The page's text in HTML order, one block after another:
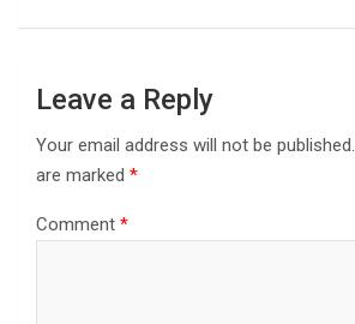
Leave a Reply
Your email address will not be published.
are marked *
Comment *